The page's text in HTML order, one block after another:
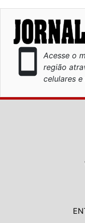
smartphone
Acesse o
região
celulares